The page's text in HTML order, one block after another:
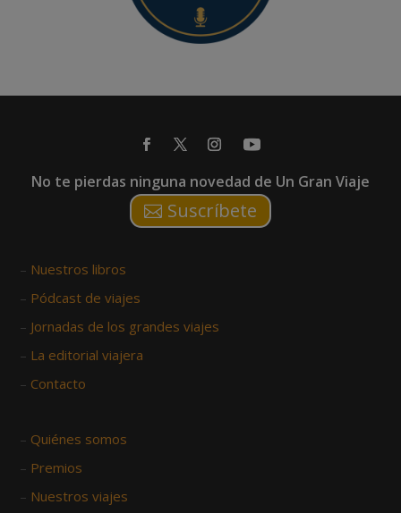
No te pierdas ninguna novedad de Un Gran Viaje
Suscríbete
– Nuestros libros
– Pódcast de viajes
– Jornadas de los grandes viajes
– La editorial viajera
– Contacto
– Quiénes somos
– Premios
– Nuestros viajes